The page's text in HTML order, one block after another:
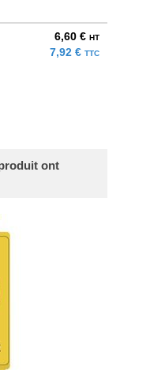
6,60 € HT
7,92 € TTC
ont